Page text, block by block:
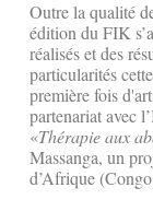
Outre la qualité
édition du FIK
réalisés et des
particularités
première fois
partenariat avec
«Thérapie aux
Massanga, un
d’Afrique